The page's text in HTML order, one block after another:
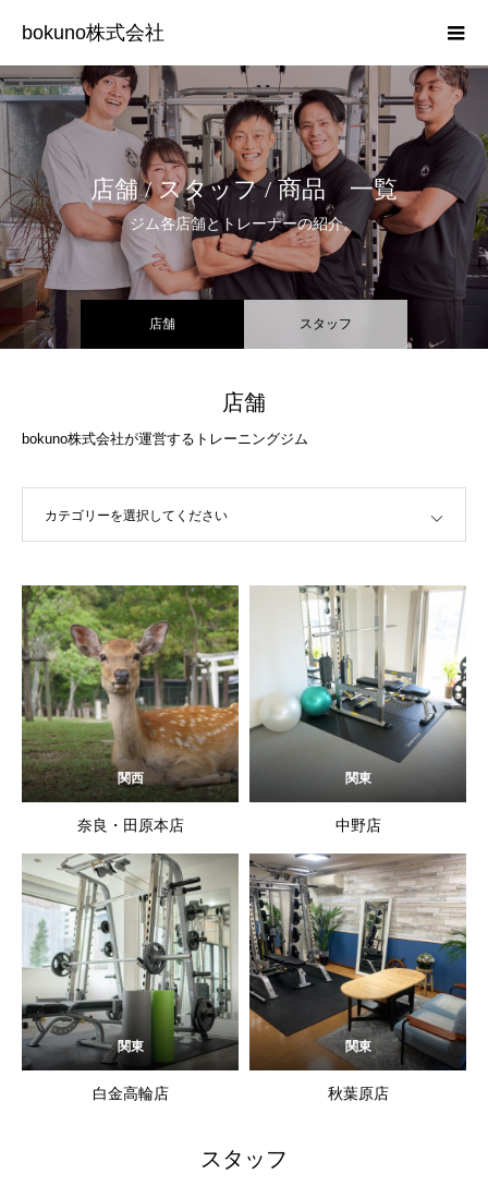
bokuno株式会社
店舗 / スタッフ / 商品 一覧
ジム各店舗とトレーナーの紹介。
店舗 スタッフ
店舗
bokuno株式会社が運営するトレーニングジム
カテゴリーを選択してください
関西
奈良・田原本店
関東
中野店
関東
白金高輪店
関東
秋葉原店
スタッフ